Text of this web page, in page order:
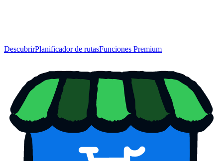
DescubrirPlanificador de rutasFunciones Premium